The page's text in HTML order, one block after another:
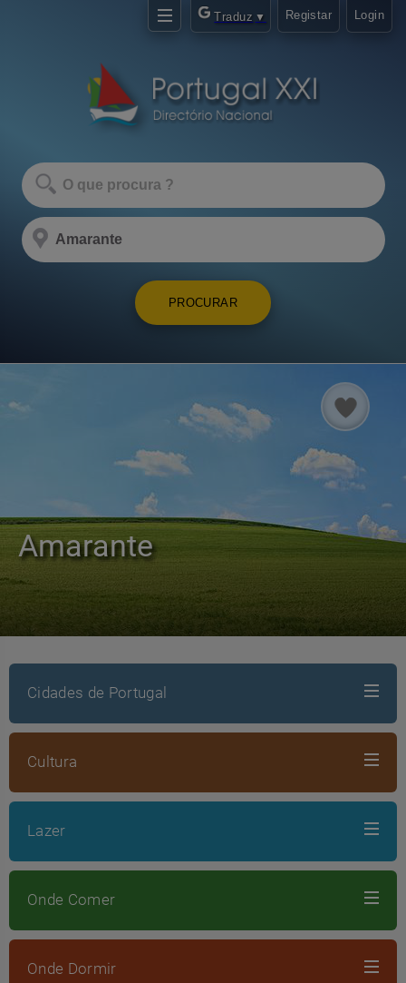
Traduz ▼ Registar Login
PROCURAR
Amarante
Cidades de Portugal
Cultura
Lazer
Onde Comer
Onde Dormir